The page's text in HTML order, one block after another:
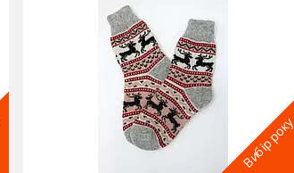
Вибір року